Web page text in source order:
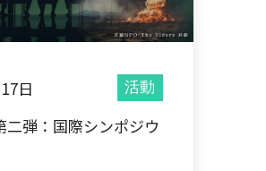
日 活動
二弾：国際シンポジウ